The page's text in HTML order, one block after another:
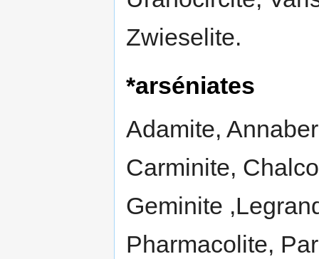
Zwieselite.
*arséniates
Adamite,
Carminite,
Geminite
Pharmacolite,